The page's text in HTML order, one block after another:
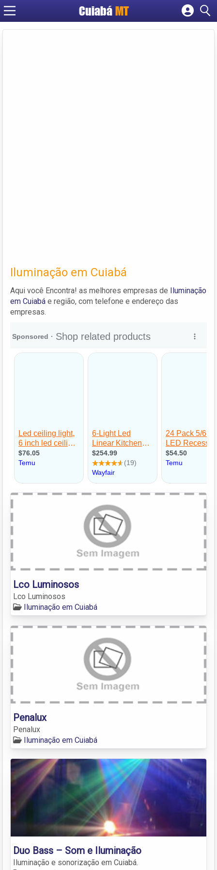
Cuiabá MT
Cadastrar empresa
Iluminação em Cuiabá
Aqui você Encontra! as melhores empresas de Iluminação
em Cuiabá e região, com telefone e endereço das
empresas.
Lco Luminosos
Lco Luminosos
Iluminação em Cuiabá
Penalux
Penalux
Iluminação em Cuiabá
Duo Bass – Som e Iluminação
Iluminação e sonorização em Cuiabá.